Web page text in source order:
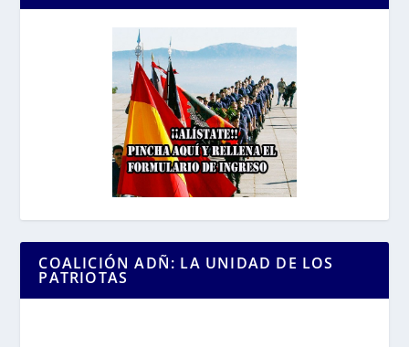
COALICIÓN ADÑ: LA UNIDAD DE LOS
PATRIOTAS